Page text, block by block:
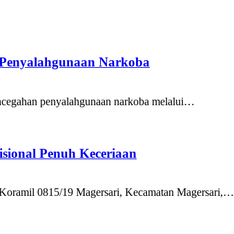
Narkoba
penyalahgunaan narkoba melalui…
Penuh Keceriaan
0815/19 Magersari, Kecamatan Magersari,…